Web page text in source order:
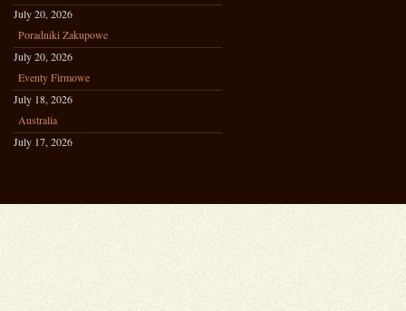
July 20, 2026
Poradniki Zakupowe
July 20, 2026
Eventy Firmowe
July 18, 2026
Australia
July 17, 2026